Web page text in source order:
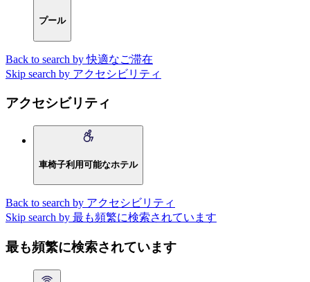
プール
Back to search by 快適なご滞在
Skip search by アクセシビリティ
アクセシビリティ
車椅子利用可能なホテル
Back to search by アクセシビリティ
Skip search by 最も頻繁に検索されています
最も頻繁に検索されています